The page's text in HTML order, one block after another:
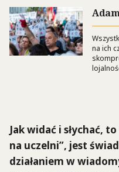
na ich
Jak widać i słychać,
na uczelni”, jest
działaniem w